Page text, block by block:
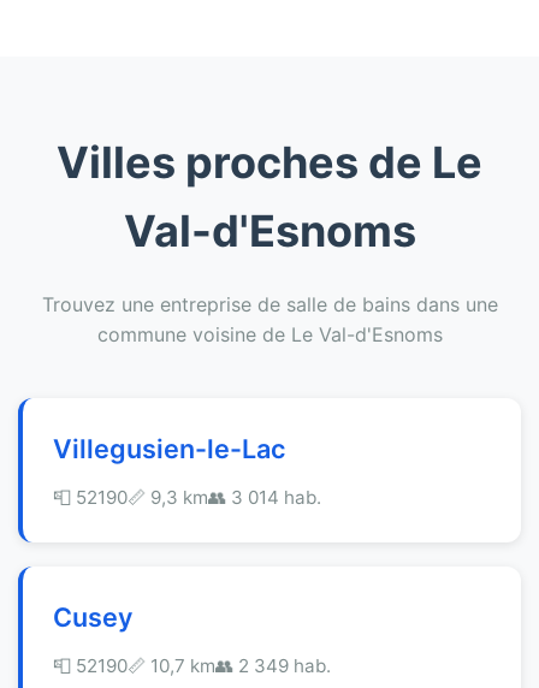
Villes proches de Le
Val-d'Esnoms
Trouvez une entreprise de salle de bains dans une
commune voisine de Le Val-d'Esnoms
Villegusien-le-Lac
📮 52190📏 9,3 km👥 3 014 hab.
Cusey
📮 52190📏 10,7 km👥 2 349 hab.